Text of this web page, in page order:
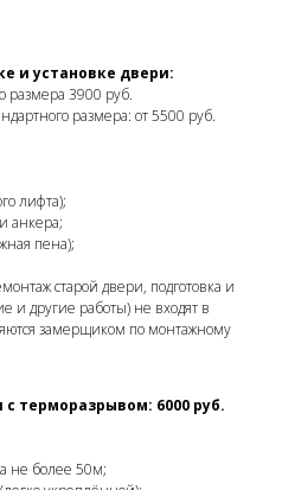
и установке двери:
размера 3900 руб.
размера: от 5500 руб.
лифта);
анкера;
пена);
старой двери, подготовка и
другие работы) не входят в
замерщиком по монтажному
терморазрывом: 6000 руб.
не более 50м;